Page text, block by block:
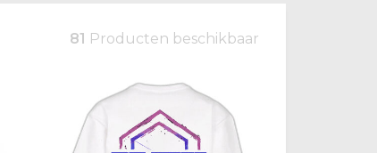
81 Producten beschikbaar